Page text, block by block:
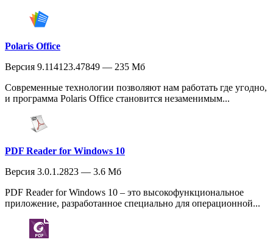
Polaris Office
Версия 9.114123.47849 — 235 Мб
Современные технологии позволяют нам работать где угодно,
и программа Polaris Office становится незаменимым...
PDF Reader for Windows 10
Версия 3.0.1.2823 — 3.6 Мб
PDF Reader for Windows 10 – это высокофункциональное
приложение, разработанное специально для операционной...